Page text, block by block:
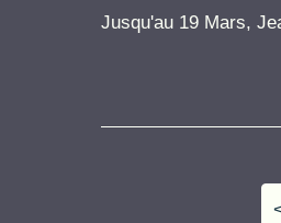
Jusqu'au 19 Mars,